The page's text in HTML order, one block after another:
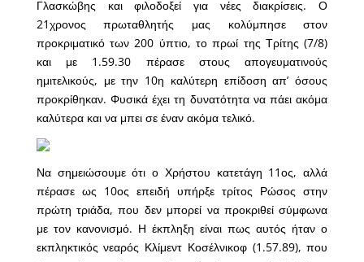
Γλασκώβης και φιλοδοξεί για νέες διακρίσεις. Ο
21χρονος πρωταθλητής μας κολύμπησε στον
προκριματικό των 200 ύπτιο, το πρωί της Τρίτης (7/8)
και με 1.59.30 πέρασε στους απογευματινούς
ημιτελικούς, με την 10η καλύτερη επίδοση απ’ όσους
προκρίθηκαν. Φυσικά έχει τη δυνατότητα να πάει ακόμα
καλύτερα και να μπει σε έναν ακόμα τελικό.
Να σημειώσουμε ότι ο Χρήστου κατετάγη 11ος, αλλά
πέρασε ως 10ος επειδή υπήρξε τρίτος Ρώσος στην
πρώτη τριάδα, που δεν μπορεί να προκριθεί σύμφωνα
με τον κανονισμό. Η έκπληξη είναι πως αυτός ήταν ο
εκπληκτικός νεαρός Κλίμεντ Κοσέλνικοφ (1.57.89), που